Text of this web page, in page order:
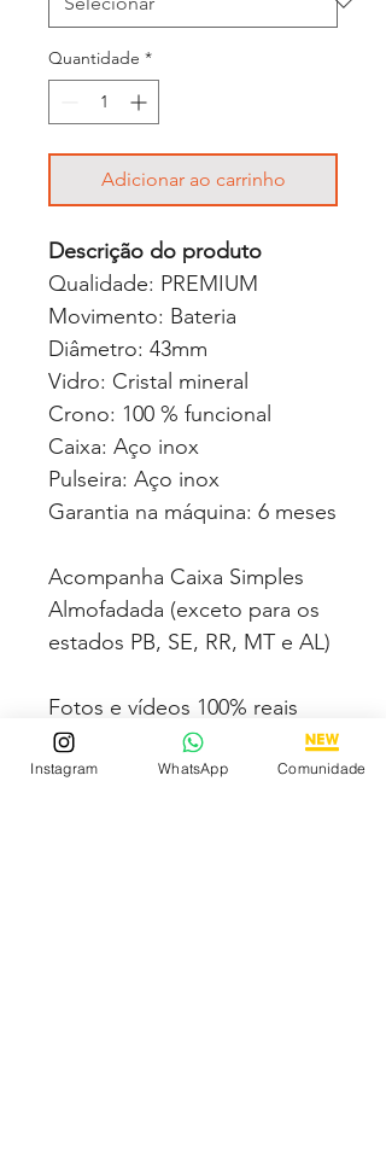
Quantidade *
Adicionar ao carrinho
Descrição do produto
Qualidade: PREMIUM
Movimento: Bateria
Diâmetro: 43mm
Vidro: Cristal mineral
Crono: 100 % funcional
Caixa: Aço inox
Pulseira: Aço inox
Garantia na máquina: 6 meses
Acompanha Caixa Simples
Almofadada (exceto para os
estados PB, SE, RR, MT e AL)
Fotos e vídeos 100% reais
dos modelos a venda
Instagram WhatsApp Comunidade